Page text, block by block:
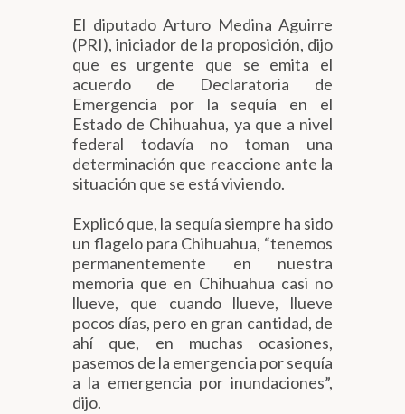
El diputado Arturo Medina Aguirre
(PRI), iniciador de la proposición, dijo
que es urgente que se emita el
acuerdo de Declaratoria de
Emergencia por la sequía en el
Estado de Chihuahua, ya que a nivel
federal todavía no toman una
determinación que reaccione ante la
situación que se está viviendo.
Explicó que, la sequía siempre ha sido
un flagelo para Chihuahua, “tenemos
permanentemente en nuestra
memoria que en Chihuahua casi no
llueve, que cuando llueve, llueve
pocos días, pero en gran cantidad, de
ahí que, en muchas ocasiones,
pasemos de la emergencia por sequía
a la emergencia por inundaciones”,
dijo.